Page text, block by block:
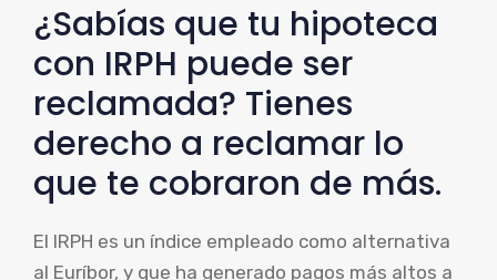
¿Sabías que tu hipoteca
con IRPH puede ser
reclamada? Tienes
derecho a reclamar lo
que te cobraron de más.
El IRPH es un índice empleado como alternativa
al Euríbor, y que ha generado pagos más altos a